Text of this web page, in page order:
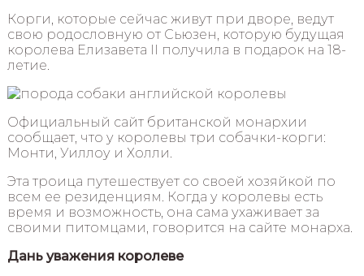
Корги, которые сейчас живут при дворе, ведут
свою родословную от Сьюзен, которую будущая
королева Елизавета II получила в подарок на 18-
летие.
Официальный сайт британской монархии
сообщает, что у королевы три собачки-корги:
Монти, Уиллоу и Холли.
Эта троица путешествует со своей хозяйкой по
всем ее резиденциям. Когда у королевы есть
время и возможность, она сама ухаживает за
своими питомцами, говорится на сайте монарха.
Дань уважения королеве